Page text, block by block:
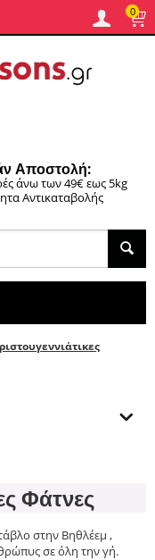
0
Αποστολή:
άνω των 49€ εως 5kg
Αντικαταβολής
Φάτνες
στην Βηθλέεμ ,
σε όλη την γή.